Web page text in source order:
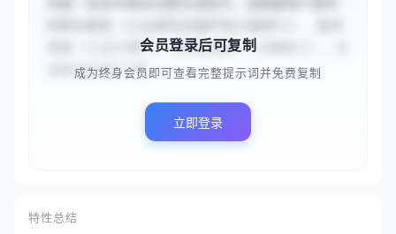
领域（{{云计算}}）和经验级别（{{高级}}），为
该职位生成3个精...
会员登录后可复制
成为终身会员即可查看完整提示词并免费复制
立即登录
特性总结